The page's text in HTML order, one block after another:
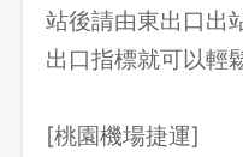
站後請由東出口出
出口指標就可以輕
[桃園機場捷運]